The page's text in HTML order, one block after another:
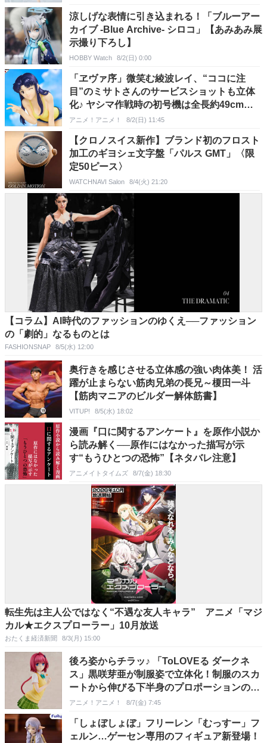
涼しげな表情に引き込まれる！「ブルーアー
カイブ -Blue Archive- シロコ」【あみあみ展
示撮り下ろし】
HOBBY Watch 8/2(日) 0:00
「ヱヴァ序」微笑む綾波レイ、“ココに注
目”のミサトさんのサービスショットも立体
化♪ ヤシマ作戦時の初号機は全長約49cmの
大迫力!!【一番くじ】
アニメ！アニメ！ 8/2(日) 11:45
【クロノスイス新作】ブランド初のフロスト
加工のギヨシェ文字盤「パルス GMT」〈限
定50ピース〉
WATCHNAVI Salon 8/4(火) 21:20
【コラム】AI時代のファッションのゆくえ──ファッション
の「劇的」なるものとは
FASHIONSNAP 8/5(水) 12:00
奥行きを感じさせる立体感の強い肉体美！ 活
躍が止まらない筋肉兄弟の長兄～榎田一斗
【筋肉マニアのビルダー解体筋書】
VITUP! 8/5(水) 18:02
漫画『口に関するアンケート』を原作小説か
ら読み解く──原作にはなかった描写が示
す“もうひとつの恐怖”【ネタバレ注意】
アニメイトタイムズ 8/7(金) 18:30
転生先は主人公ではなく“不遇な友人キャラ” アニメ「マジ
カル★エクスプローラー」10月放送
おたくま経済新聞 8/3(月) 15:00
後ろ姿からチラッ♪ 「ToLOVEる ダークネ
ス」黒咲芽亜が制服姿で立体化！制服のスカ
ートから伸びる下半身のプロポーションの再
現がアツい！
アニメ！アニメ！ 8/7(金) 7:45
「しょぼしょぼ」フリーレン「むっすー」フ
ェルン…ゲーセン専用のフィギュア新登場！